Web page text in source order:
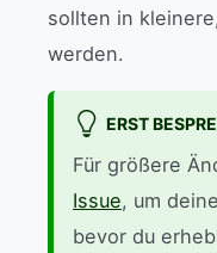
sollten in
werden.
ERST
Für größere
Issue, um
bevor du